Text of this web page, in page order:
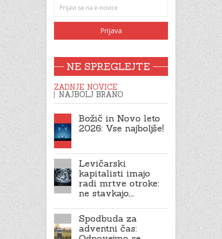
NE SPREGLEJTE
ZADNJE NOVICE
NAJBOLJ BRANO
Božič in Novo leto
2026: Vse najboljše!
Levičarski
kapitalisti imajo
radi mrtve otroke:
ne stavkajo,…
Spodbuda za
adventni čas: